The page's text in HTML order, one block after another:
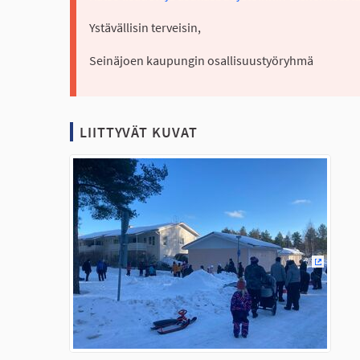
Ystävällisin terveisin,
Seinäjoen kaupungin osallisuustyöryhmä
LIITTYVÄT KUVAT